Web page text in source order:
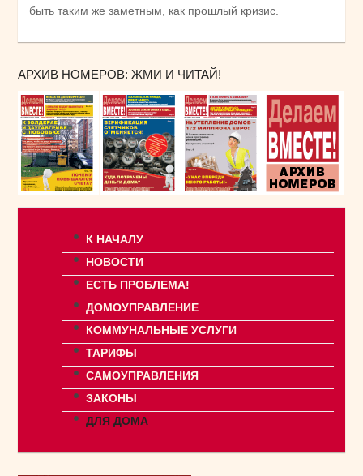
быть таким же заметным, как прошлый кризис.
АРХИВ НОМЕРОВ: ЖМИ И ЧИТАЙ!
К НАЧАЛУ
НОВОСТИ
ЕСТЬ ПРОБЛЕМА!
ДОМОУПРАВЛЕНИЕ
КОММУНАЛЬНЫЕ УСЛУГИ
ТАРИФЫ
САМОУПРАВЛЕНИЯ
ЗАКОНЫ
ДЛЯ ДОМА